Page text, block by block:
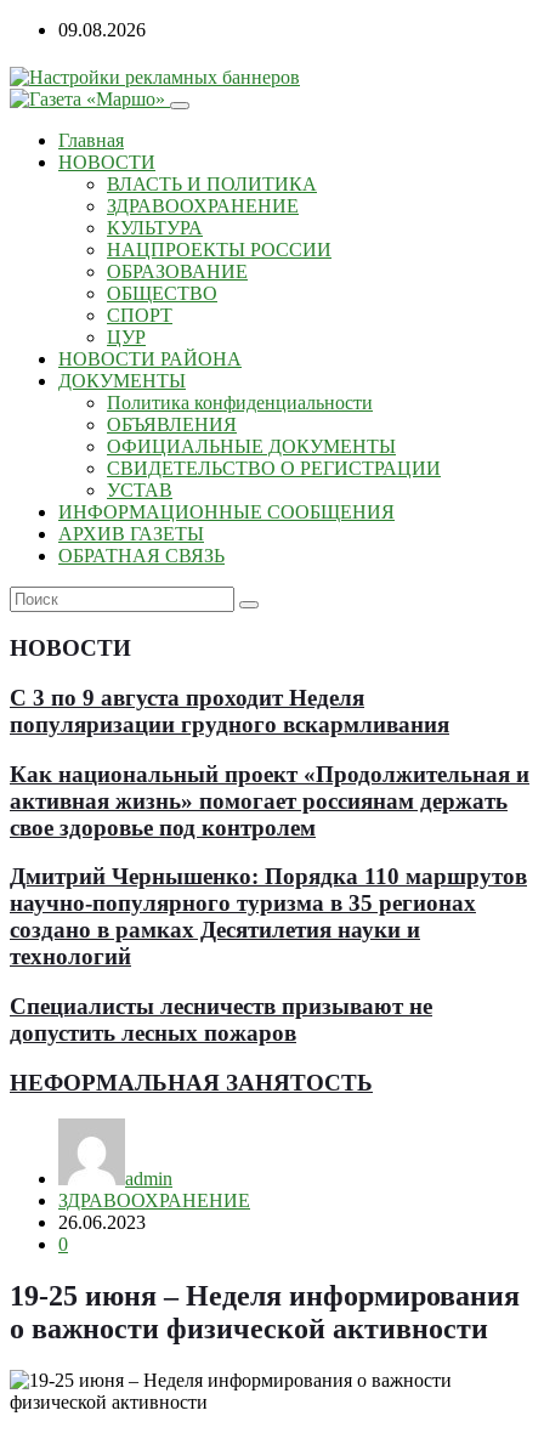
09.08.2026
Главная
НОВОСТИ
ВЛАСТЬ И ПОЛИТИКА
ЗДРАВООХРАНЕНИЕ
КУЛЬТУРА
НАЦПРОЕКТЫ РОССИИ
ОБРАЗОВАНИЕ
ОБЩЕСТВО
СПОРТ
ЦУР
НОВОСТИ РАЙОНА
ДОКУМЕНТЫ
Политика конфиденциальности
ОБЪЯВЛЕНИЯ
ОФИЦИАЛЬНЫЕ ДОКУМЕНТЫ
СВИДЕТЕЛЬСТВО О РЕГИСТРАЦИИ
УСТАВ
ИНФОРМАЦИОННЫЕ СООБЩЕНИЯ
АРХИВ ГАЗЕТЫ
ОБРАТНАЯ СВЯЗЬ
НОВОСТИ
С 3 по 9 августа проходит Неделя
популяризации грудного вскармливания
Как национальный проект «Продолжительная и
активная жизнь» помогает россиянам держать
свое здоровье под контролем
Дмитрий Чернышенко: Порядка 110 маршрутов
научно-популярного туризма в 35 регионах
создано в рамках Десятилетия науки и
технологий
Специалисты лесничеств призывают не
допустить лесных пожаров
НЕФОРМАЛЬНАЯ ЗАНЯТОСТЬ
admin
ЗДРАВООХРАНЕНИЕ
26.06.2023
0
19-25 июня – Неделя информирования
о важности физической активности